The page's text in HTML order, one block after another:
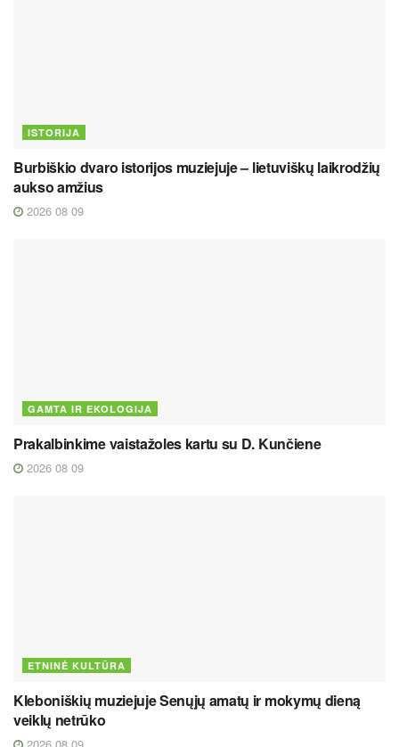
ISTORIJA
Burbiškio dvaro istorijos muziejuje – lietuviškų laikrodžių
aukso amžius
2026 08 09
GAMTA IR EKOLOGIJA
Prakalbinkime vaistažoles kartu su D. Kunčiene
2026 08 09
ETNINĖ KULTŪRA
Kleboniškių muziejuje Senųjų amatų ir mokymų dieną
veiklų netrūko